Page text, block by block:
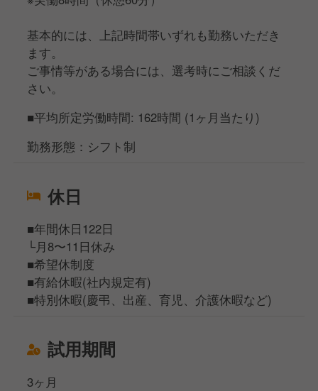
基本的には、上記時間帯いずれも勤務いただき
ます。
ご事情等がある場合には、選考時にご相談くだ
さい。
■平均所定労働時間: 162時間 (1ヶ月当たり)
勤務形態：シフト制
休日
■年間休日122日
└月8〜11日休み
■希望休制度
■有給休暇(社内規定有)
■特別休暇(慶弔、出産、育児、介護休暇など)
試用期間
3ヶ月